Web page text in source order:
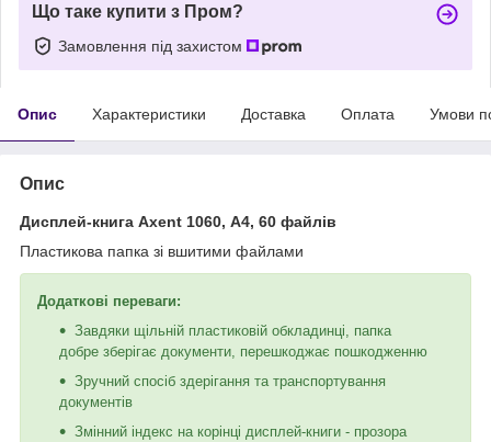
Що таке купити з Пром?
Замовлення під захистом
Опис Характеристики Доставка Оплата Умови
Опис
Дисплей-книга Axent 1060, А4, 60 файлів
Пластикова папка зі вшитими файлами
Додаткові переваги:
Завдяки щільній пластиковій обкладинці, папка
добре зберігає документи, перешкоджає пошкодженню
Зручний спосіб здерігання та транспортування
документів
Змінний індекс на корінці дисплей-книги - прозора